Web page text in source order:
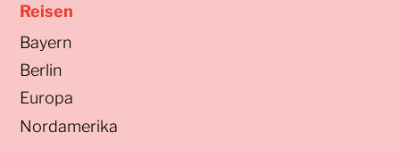
Reisen
Bayern
Berlin
Europa
Nordamerika